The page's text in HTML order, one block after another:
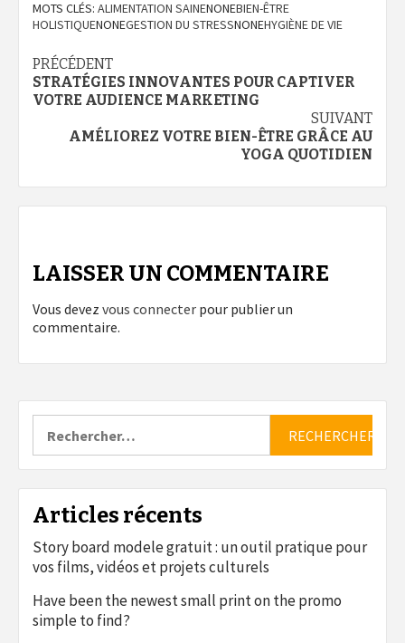
MOTS CLÉS: ALIMENTATION SAINENONEBIEN-ÊTRE
HOLISTIQUENONEGESTION DU STRESSNONEHYGIÈNE DE VIE
Navigation
d’article
PRÉCÉDENT
STRATÉGIES INNOVANTES POUR CAPTIVER
VOTRE AUDIENCE MARKETING
SUIVANT
AMÉLIOREZ VOTRE BIEN-ÊTRE GRÂCE AU
YOGA QUOTIDIEN
LAISSER UN COMMENTAIRE
Vous devez vous connecter pour publier un
commentaire.
Articles récents
Story board modele gratuit : un outil pratique pour
vos films, vidéos et projets culturels
Have been the newest small print on the promo
simple to find?